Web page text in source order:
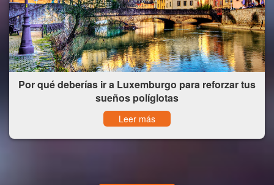
Por qué deberías ir a Luxemburgo para reforzar tus
sueños políglotas
Leer más